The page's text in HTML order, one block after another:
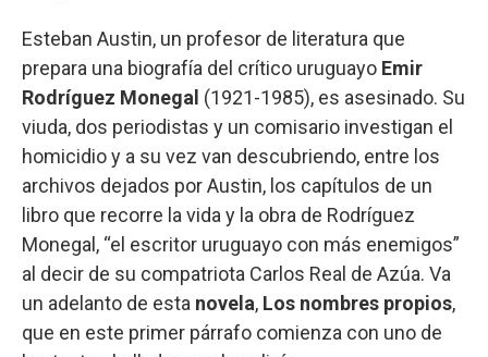
Esteban Austin, un profesor de literatura que
prepara una biografía del crítico uruguayo Emir
Rodríguez Monegal (1921-1985), es asesinado. Su
viuda, dos periodistas y un comisario investigan el
homicidio y a su vez van descubriendo, entre los
archivos dejados por Austin, los capítulos de un
libro que recorre la vida y la obra de Rodríguez
Monegal, “el escritor uruguayo con más enemigos”
al decir de su compatriota Carlos Real de Azúa. Va
un adelanto de esta novela, Los nombres propios,
que en este primer párrafo comienza con uno de